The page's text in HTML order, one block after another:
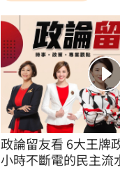
政論留友看 6大王牌
小時不斷電的民主流